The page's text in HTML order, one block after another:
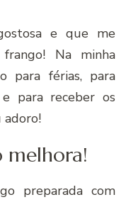
e que me
Na minha
para férias, para
para receber os
adoro!
preparada com